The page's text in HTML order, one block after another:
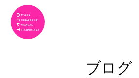
ブログ